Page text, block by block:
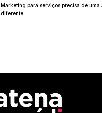
Marketing para serviços precisa de uma
diferente